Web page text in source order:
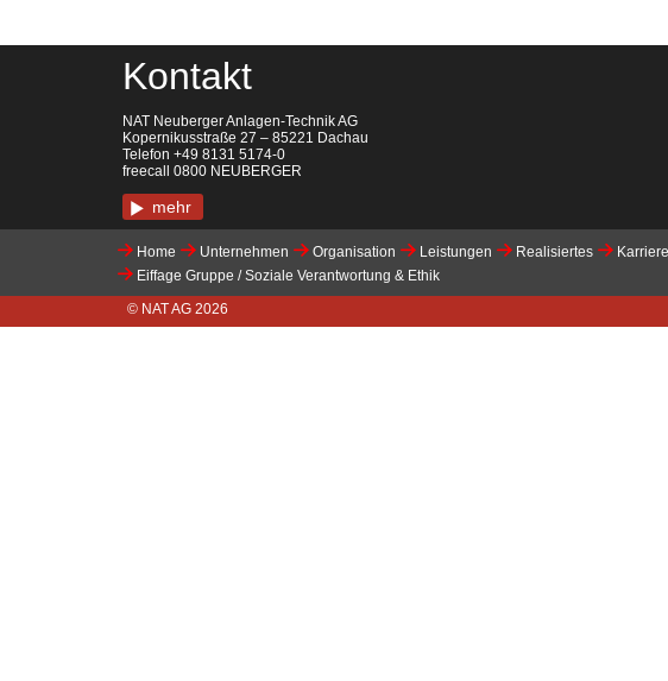
Kontakt
NAT Neuberger Anlagen-Technik AG
Kopernikusstraße 27 – 85221 Dachau
Telefon +49 8131 5174-0
freecall 0800 NEUBERGER
mehr
Home Unternehmen Organisation Leistungen Realisiertes Karriere
Eiffage Gruppe / Soziale Verantwortung & Ethik
© NAT AG 2026